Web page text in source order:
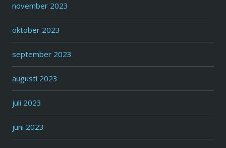
november 2023
oktober 2023
september 2023
augusti 2023
juli 2023
juni 2023